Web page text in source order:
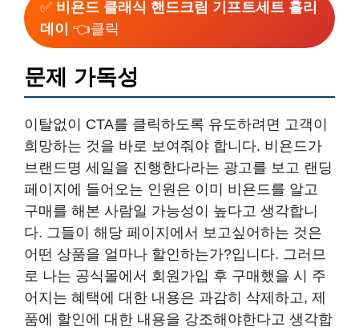
✅ 비욘드 클래식 핸드크림 기프트세트 홀리
데이 👈클릭
문제 가독성
이탈없이 CTA를 클릭하도록 유도하려면 고객이
희망하는 것을 바로 보여줘야 합니다. 비욘드가
브랜드명 세일을 진행한다라는 광고를 보고 랜딩
페이지에 들어오는 인원은 이미 비욘드를 알고
구매를 해본 사람일 가능성이 높다고 생각합니
다. 그들이 해당 페이지에서 보고싶어하는 것은
어떤 상품을 얼마나 할인하는가?입니다. 그러므
로 나는 공식몰에서 회원가입 후 구매했을 시 주
어지는 혜택에 대한 내용은 과감히 삭제하고, 제
품에 할인에 대한 내용을 강조해야한다고 생각합